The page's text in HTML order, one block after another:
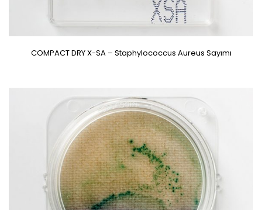
COMPACT DRY X-SA – Staphylococcus Aureus Sayımı